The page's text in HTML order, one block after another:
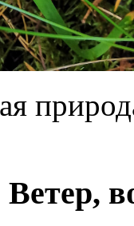
Ветер,